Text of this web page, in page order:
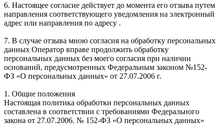
6. Настоящее согласие действует до момента его отзыва путем
направления соответствующего уведомления на электронный
адрес или направления по адресу .
7. В случае отзыва мною согласия на обработку персональных
данных Оператор вправе продолжить обработку
персональных данных без моего согласия при наличии
оснований, предусмотренных Федеральным законом №152-
ФЗ «О персональных данных» от 27.07.2006 г.
1. Общие положения
Настоящая политика обработки персональных данных
составлена в соответствии с требованиями Федерального
закона от 27.07.2006. № 152-ФЗ «О персональных данных»